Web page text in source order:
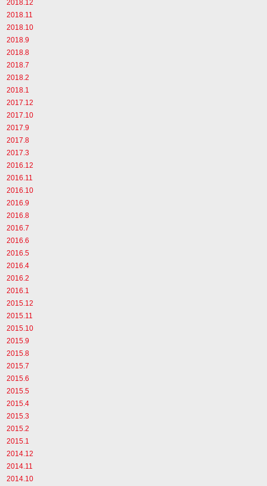
2018.12
2018.11
2018.10
2018.9
2018.8
2018.7
2018.2
2018.1
2017.12
2017.10
2017.9
2017.8
2017.3
2016.12
2016.11
2016.10
2016.9
2016.8
2016.7
2016.6
2016.5
2016.4
2016.2
2016.1
2015.12
2015.11
2015.10
2015.9
2015.8
2015.7
2015.6
2015.5
2015.4
2015.3
2015.2
2015.1
2014.12
2014.11
2014.10